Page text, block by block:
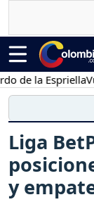
EspriellaVuelta a
Liga
y